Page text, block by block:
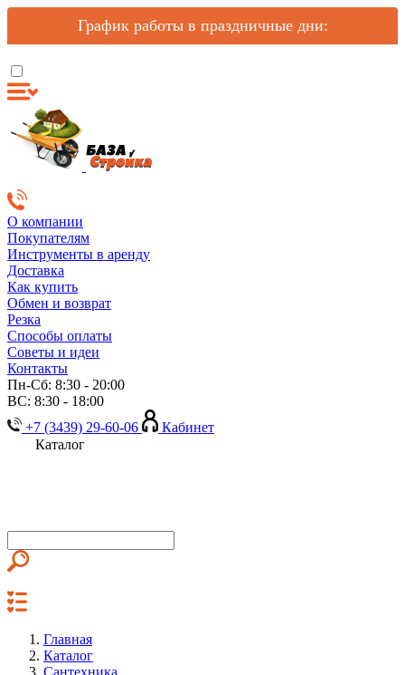
График работы в праздничные дни:
О компании
Покупателям
Инструменты в аренду
Доставка
Как купить
Обмен и возврат
Резка
Способы оплаты
Советы и идеи
Контакты
Пн-Сб: 8:30 - 20:00
ВС: 8:30 - 18:00
+7 (3439) 29-60-06
Кабинет
Каталог
Главная
Каталог
Сантехника